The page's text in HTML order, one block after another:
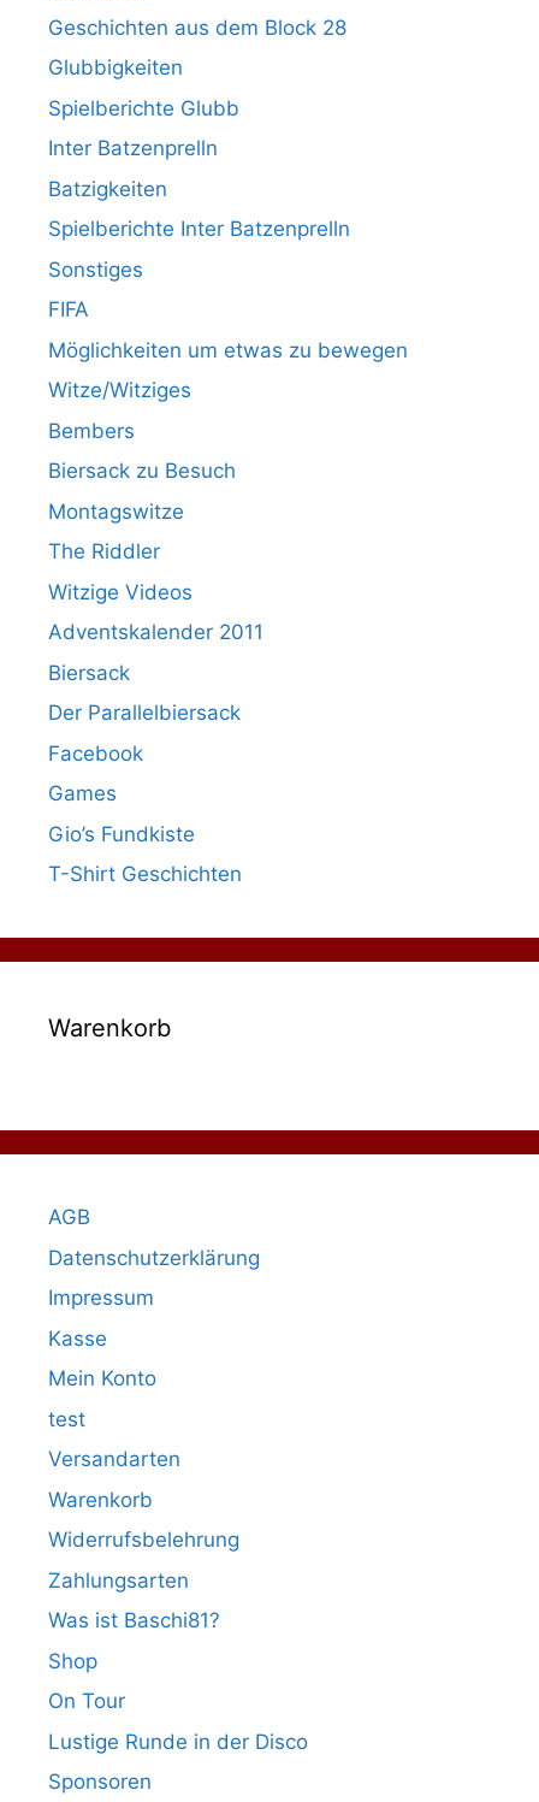
Geschichten aus dem Block 28
Glubbigkeiten
Spielberichte Glubb
Inter Batzenprelln
Batzigkeiten
Spielberichte Inter Batzenprelln
Sonstiges
FIFA
Möglichkeiten um etwas zu bewegen
Witze/Witziges
Bembers
Biersack zu Besuch
Montagswitze
The Riddler
Witzige Videos
Adventskalender 2011
Biersack
Der Parallelbiersack
Facebook
Games
Gio’s Fundkiste
T-Shirt Geschichten
Warenkorb
AGB
Datenschutzerklärung
Impressum
Kasse
Mein Konto
test
Versandarten
Warenkorb
Widerrufsbelehrung
Zahlungsarten
Was ist Baschi81?
Shop
On Tour
Lustige Runde in der Disco
Sponsoren